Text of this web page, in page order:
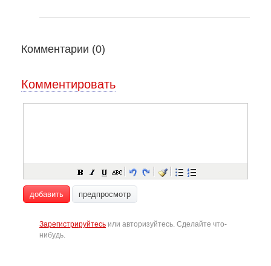
Комментарии (0)
Комментировать
добавить предпросмотр
Зарегистрируйтесь или авторизуйтесь. Сделайте что-
нибудь.